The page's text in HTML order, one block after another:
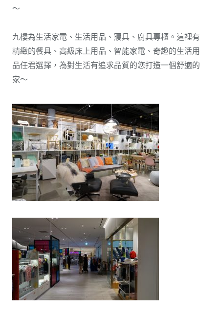
～
九樓為生活家電、生活用品、寢具、廚具專櫃。這裡有
精緻的餐具、高級床上用品、智能家電、奇趣的生活用
品任君選擇，為對生活有追求品質的您打造一個舒適的
家～